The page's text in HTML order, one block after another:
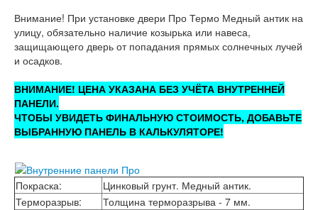
Лабиринт Термомагнит
Лабиринт Трендо
Лабиринт Тундра Плюс
Лабиринт Шторм
Двери Про
Двери Интекрон
Интекрон Гектор
Интекрон Греция
Интекрон Италия
Внимание! При установке двери Про Термо Медный антик на
улицу, обязательно наличие козырька или навеса,
защищающего дверь от попадания прямых солнечных лучей
и осадков.
ВНИМАНИЕ! ЦЕНА УКАЗАНА БЕЗ УЧЁТА ВНУТРЕННЕЙ
ПАНЕЛИ.
ЧТОБЫ УВИДЕТЬ ФИНАЛЬНУЮ СТОИМОСТЬ, ДОБАВЬТЕ
ВЫБРАННУЮ ПАНЕЛЬ В КАЛЬКУЛЯТОРЕ!
Покраска:
Цинковый грунт. Медный антик.
Терморазрыв:
Толщина терморазрыва - 7 мм.